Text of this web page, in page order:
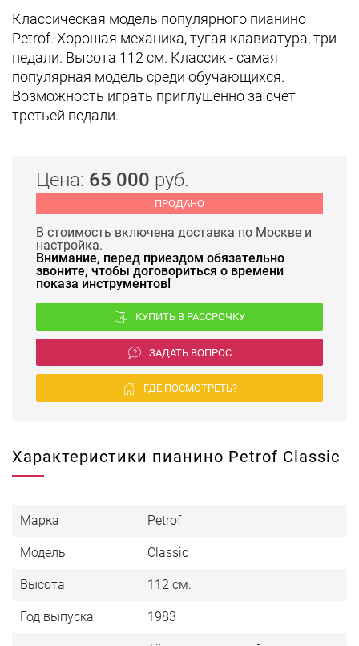
Классическая модель популярного пианино
Petrof. Хорошая механика, тугая клавиатура, три
педали. Высота 112 см. Классик - самая
популярная модель среди обучающихся.
Возможность играть приглушенно за счет
третьей педали.
Цена: 65 000 руб.
ПРОДАНО
В стоимость включена доставка по Москве и
настройка.
Внимание, перед приездом обязательно
звоните, чтобы договориться о времени
показа инструментов!
КУПИТЬ В РАССРОЧКУ
ЗАДАТЬ ВОПРОС
ГДЕ ПОСМОТРЕТЬ?
Характеристики пианино Petrof Classic
Марка Petrof
Модель Classic
Высота 112 см.
Год выпуска 1983